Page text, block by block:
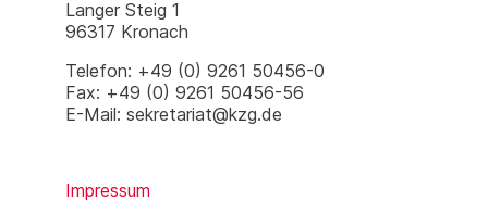
Langer Steig 1
96317 Kronach
Telefon: +49 (0) 9261 50456-0
Fax: +49 (0) 9261 50456-56
E-Mail: sekretariat@kzg.de
Impressum